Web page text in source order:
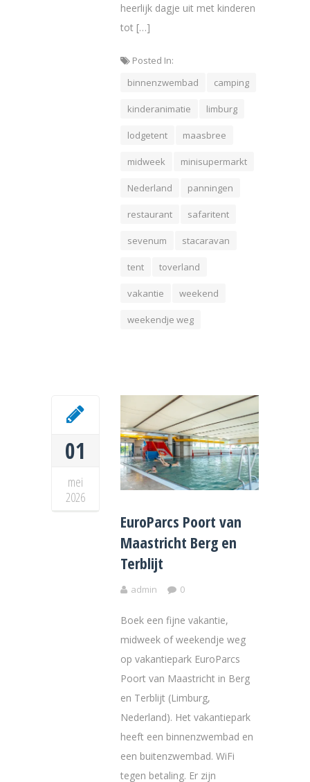
heerlijk dagje uit met kinderen
tot […]
Posted In:
binnenzwembad
camping
kinderanimatie limburg
lodgetent maasbree
midweek minisupermarkt
Nederland panningen
restaurant safaritent
sevenum stacaravan
tent toverland
vakantie weekend
weekendje weg
01
mei
2026
EuroParcs Poort van
Maastricht Berg en
Terblijt
admin 0
Boek een fijne vakantie,
midweek of weekendje weg
op vakantiepark EuroParcs
Poort van Maastricht in Berg
en Terblijt (Limburg,
Nederland). Het vakantiepark
heeft een binnenzwembad en
een buitenzwembad. WiFi
tegen betaling. Er zijn